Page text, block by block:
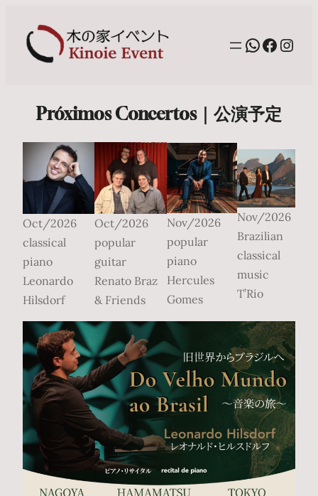
Próximos Concertos｜公演予定
Oct/2026
classical
piano
Leonardo
Hilsdorf
Oct/2026
popular
guitar
Renato Braz
& Friends
Nov/2026
popular
piano
Hercules
Gomes
Nov/2026
Brazilian
classical
music
T’Rio